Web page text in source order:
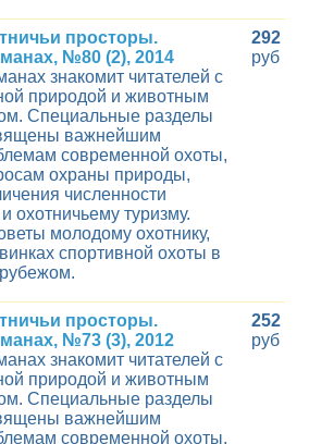
просторы.
№80 (2), 2014
знакомит читателей с
природой и животным
Специальные разделы
важнейшим
современной охоты,
охраны природы,
численности
охотничьему туризму.
молодому охотнику,
спортивной охоты в
292
руб
просторы.
№73 (3), 2012
знакомит читателей с
природой и животным
Специальные разделы
важнейшим
современной охоты,
252
руб